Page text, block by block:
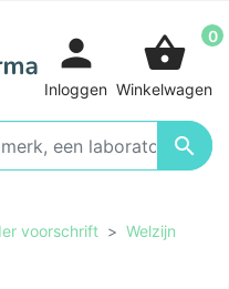

person
Inloggen
shopping_basket 0
Winkelwagen
voorschrift
Welzijn